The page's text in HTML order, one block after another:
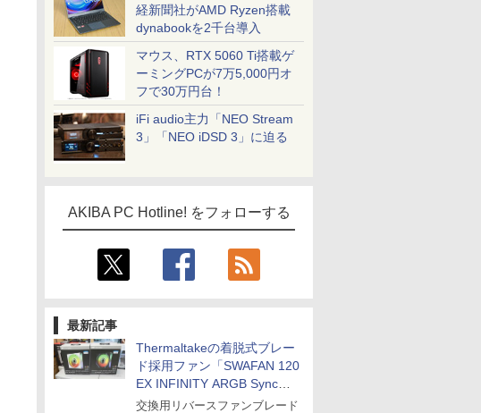
経新聞社がAMD Ryzen搭載
dynabookを2千台導入
マウス、RTX 5060 Ti搭載ゲ
ーミングPCが7万5,000円オ
フで30万円台！
iFi audio主力「NEO Stream
3」「NEO iDSD 3」に迫る
AKIBA PC Hotline! をフォローする
最新記事
Thermaltakeの着脱式ブレー
ド採用ファン「SWAFAN 120
EX INFINITY ARGB Sync」
に単品パッケージ
交換用リバースファンブレード